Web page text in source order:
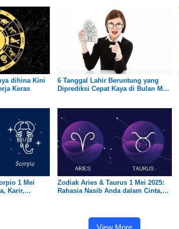
dihina Kini
Keras
6 Tanggal Lahir Beruntung yang
Diprediksi Cepat Kaya di Bulan Mei,
1 Mei
Karir,
Zodiak Aries & Taurus 1 Mei 2025:
Rahasia Nasib Anda dalam Cinta,
View More